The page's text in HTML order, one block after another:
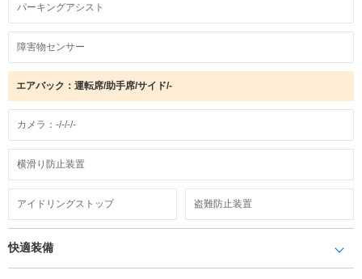
パーキングアシスト
障害物センサー
エアバック：運転席/助手席/サイド/-
カメラ：-/-/-/-
横滑り防止装置
アイドリングストップ 盗難防止装置
快適装備